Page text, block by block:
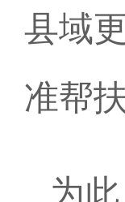
县域
准帮
为